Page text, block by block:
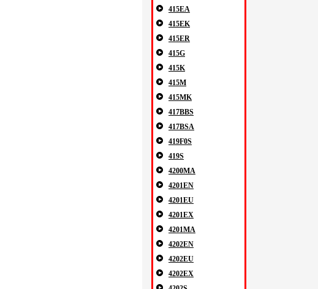
415EA
415EK
415ER
415G
415K
415M
415MK
417BBS
417BSA
419F0S
419S
4200MA
4201EN
4201EU
4201EX
4201MA
4202EN
4202EU
4202EX